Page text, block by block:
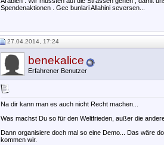
Spendenaktionen . Gec bunlari Allahini seversen...
27.04.2014, 17:24
benekalice
Erfahrener Benutzer
Na dir kann man es auch nicht Recht machen...
Was machst Du so für den Weltfrieden, außer die
Dann organisiere doch mal so eine Demo... Das wäre
kommen wir.